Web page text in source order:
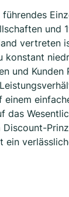
und
vertreten
konstant
und
einem
das
Discount-
ein